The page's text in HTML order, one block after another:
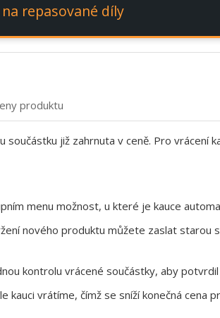
repasované díly
produktu
součástku již zahrnuta v ceně. Pro vrácení
menu možnost, u které je kauce
nového produktu můžete zaslat starou
kontrolu vrácené součástky, aby
kauci vrátíme, čímž se sníží konečná cena